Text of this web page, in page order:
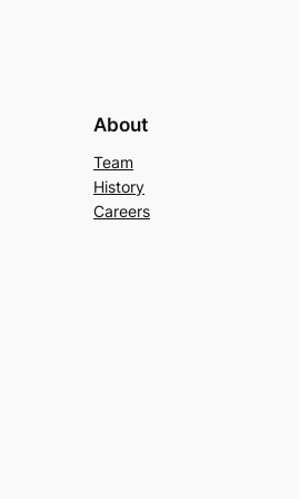
About
Team
History
Careers